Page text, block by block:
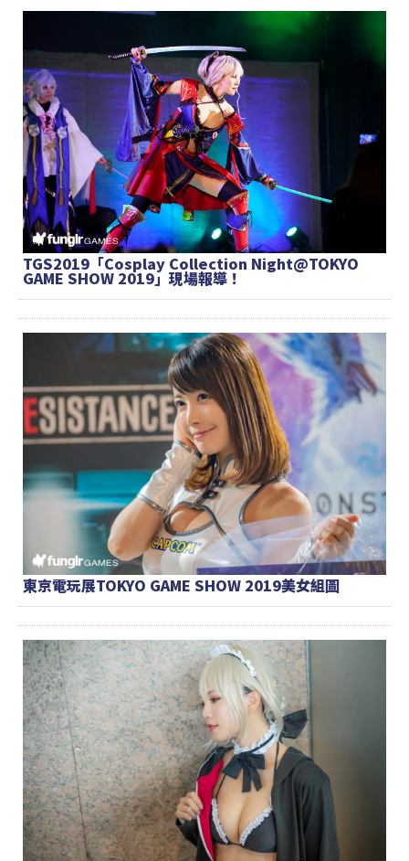
TGS2019「Cosplay Collection Night@TOKYO
GAME SHOW 2019」現場報導！
東京電玩展TOKYO GAME SHOW 2019美女組圖